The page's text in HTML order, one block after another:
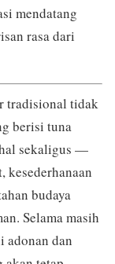
mendatang
rasa dari
tradisional tidak
berisi tuna
sekaligus —
budaya
Selama masih
adonan dan